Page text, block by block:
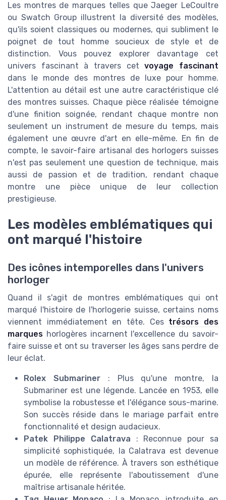
Les montres de marques telles que Jaeger LeCoultre
ou Swatch Group illustrent la diversité des modèles,
qu'ils soient classiques ou modernes, qui subliment le
poignet de tout homme soucieux de style et de
distinction. Vous pouvez explorer davantage cet
univers fascinant à travers cetvoyage fascinant
dans le monde des montres de luxe pour homme.
L'attention au détail est une autre caractéristique clé
des montres suisses. Chaque pièce réalisée témoigne
d'une finition soignée, rendant chaque montre non
seulement un instrument de mesure du temps, mais
également une œuvre d'art en elle-même. En fin de
compte, le savoir-faire artisanal des horlogers suisses
n'est pas seulement une question de technique, mais
aussi de passion et de tradition, rendant chaque
montre une pièce unique de leur collection
prestigieuse.
Les modèles emblématiques qui
ont marqué l'histoire
Des icônes intemporelles dans l'univers
horloger
Quand il s'agit de montres emblématiques qui ont
marqué l'histoire de l'horlogerie suisse, certains noms
viennent immédiatement en tête. Ces trésors des
marques horlogères incarnent l'excellence du savoir-
faire suisse et ont su traverser les âges sans perdre de
leur éclat.
Rolex Submariner: Plus qu'une montre, la
Submariner est une légende. Lancée en 1953, elle
symbolise la robustesse et l'élégance sous-marine.
Son succès réside dans le mariage parfait entre
fonctionnalité et design audacieux.
Patek Philippe Calatrava : Reconnue pour sa
simplicité sophistiquée, la Calatrava est devenue
un modèle de référence. À travers son esthétique
épurée, elle représente l'aboutissement d'une
maîtrise artisanale héritée.